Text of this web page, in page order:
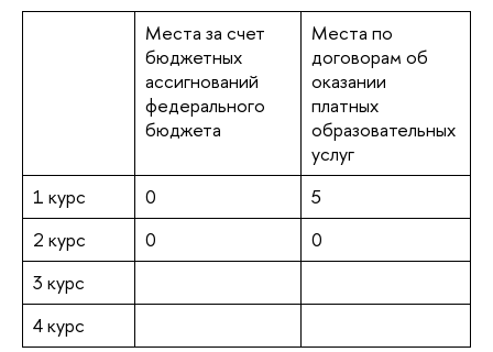
Места за счет
бюджетных
ассигнований
федерального
бюджета
Места по
договорам об
оказании
платных
образовательных
услуг
1 курс
0
5
2 курс
0
0
3 курс
4 курс